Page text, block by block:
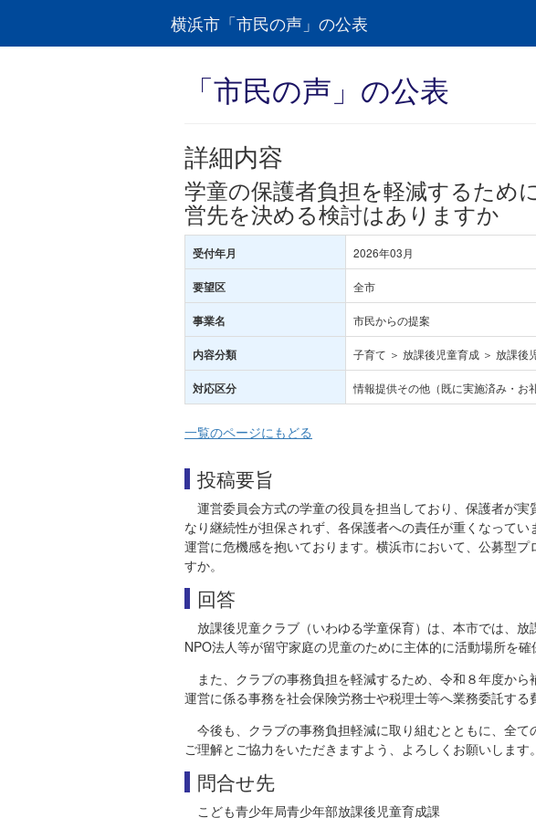
横浜市「市民の声」の公表
「市民の声」の公表
詳細内容
学童の保護者負担を軽減するため
営先を決める検討はありますか
受付年月 2026年03月
要望区 全市
事業名 市民からの提案
内容分類 子育て ＞ 放課後児童育成 ＞ 放課後
対応区分 情報提供その他（既に実施済み・お
一覧のページにもどる
投稿要旨
運営委員会方式の学童の役員を担当しており、保護者が
なり継続性が担保されず、各保護者への責任が重くなって
運営に危機感を抱いております。横浜市において、公募型
すか。
回答
放課後児童クラブ（いわゆる学童保育）は、本市では、
NPO法人等が留守家庭の児童のために主体的に活動場所を
また、クラブの事務負担を軽減するため、令和８年度か
運営に係る事務を社会保険労務士や税理士等へ業務委託す
今後も、クラブの事務負担軽減に取り組むとともに、全
ご理解とご協力をいただきますよう、よろしくお願いします。
問合せ先
こども青少年局青少年部放課後児童育成課